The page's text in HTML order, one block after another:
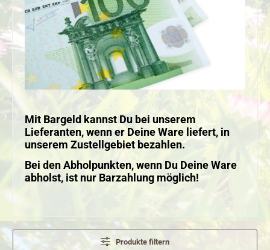
Mit Bargeld kannst Du bei unserem
Lieferanten, wenn er Deine Ware liefert, in
unserem Zustellgebiet bezahlen.
Bei den Abholpunkten, wenn Du Deine Ware
abholst, ist nur Barzahlung möglich!
Produkte filtern